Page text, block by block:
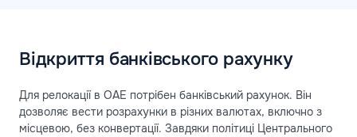
Відкриття банківського рахунку
Для релокації в ОАЕ потрібен банківський рахунок. Він
дозволяє вести розрахунки в різних валютах, включно з
місцевою, без конвертації. Завдяки політиці Центрального